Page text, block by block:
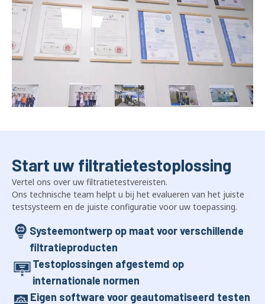
Start uw filtratietestoplossing
Vertel ons over uw filtratietestvereisten.
Ons technische team helpt u bij het evalueren van het juiste
testsysteem en de juiste configuratie voor uw toepassing.
Systeemontwerp op maat voor verschillende
filtratieproducten
Testoplossingen afgestemd op
internationale normen
Eigen software voor geautomatiseerd testen